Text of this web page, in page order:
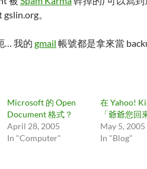
。
… 我的 gmail 帳號都是拿來當
Microsoft 的 Open
Document 格式？
April 28, 2005
In "Computer"
在 Yahoo!
「爺爺您回
May 5, 2005
In "Blog"